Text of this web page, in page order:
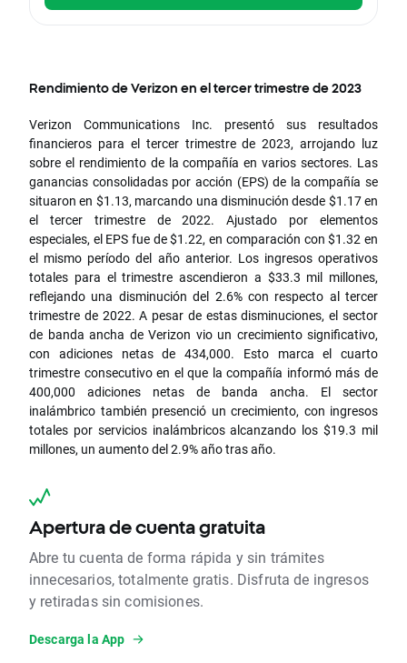
Rendimiento de Verizon en el tercer trimestre de 2023
Verizon Communications Inc. presentó sus resultados
financieros para el tercer trimestre de 2023, arrojando luz
sobre el rendimiento de la compañía en varios sectores. Las
ganancias consolidadas por acción (EPS) de la compañía se
situaron en $1.13, marcando una disminución desde $1.17 en
el tercer trimestre de 2022. Ajustado por elementos
especiales, el EPS fue de $1.22, en comparación con $1.32 en
el mismo período del año anterior. Los ingresos operativos
totales para el trimestre ascendieron a $33.3 mil millones,
reflejando una disminución del 2.6% con respecto al tercer
trimestre de 2022. A pesar de estas disminuciones, el sector
de banda ancha de Verizon vio un crecimiento significativo,
con adiciones netas de 434,000. Esto marca el cuarto
trimestre consecutivo en el que la compañía informó más de
400,000 adiciones netas de banda ancha. El sector
inalámbrico también presenció un crecimiento, con ingresos
totales por servicios inalámbricos alcanzando los $19.3 mil
millones, un aumento del 2.9% año tras año.
Apertura de cuenta gratuita
Abre tu cuenta de forma rápida y sin trámites
innecesarios, totalmente gratis. Disfruta de ingresos
y retiradas sin comisiones.
Descarga la App